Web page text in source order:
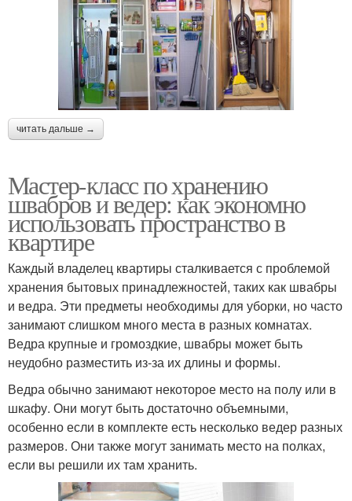
читать дальше →
Мастер-класс по хранению
швабров и ведер: как экономно
использовать пространство в
квартире
Каждый владелец квартиры сталкивается с проблемой
хранения бытовых принадлежностей, таких как швабры
и ведра. Эти предметы необходимы для уборки, но часто
занимают слишком много места в разных комнатах.
Ведра крупные и громоздкие, швабры может быть
неудобно разместить из-за их длины и формы.
Ведра обычно занимают некоторое место на полу или в
шкафу. Они могут быть достаточно объемными,
особенно если в комплекте есть несколько ведер разных
размеров. Они также могут занимать место на полках,
если вы решили их там хранить.